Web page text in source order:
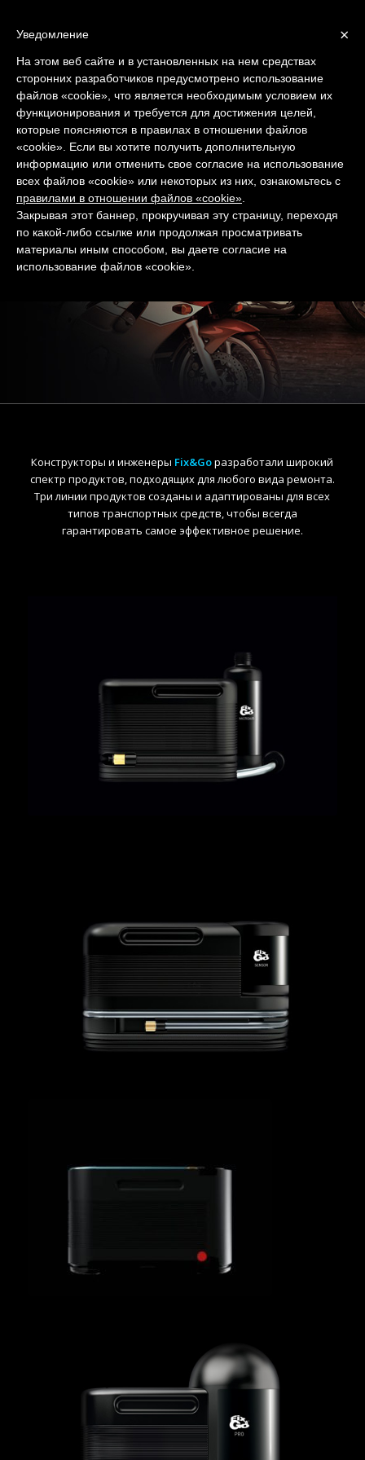
РУССКИЙ
Конструкторы и инженеры Fix&Goразработали широкий
спектр продуктов, подходящих для любого вида ремонта.
Три линии продуктов созданы и адаптированы для всех
типов транспортных средств, чтобы всегда
гарантировать самое эффективное решение.
×
Уведомление
На этом веб сайте и в установленных на нем средствах
сторонних разработчиков предусмотрено использование
файлов «cookie», что является необходимым условием их
функционирования и требуется для достижения целей,
которые поясняются в правилах в отношении файлов
«cookie». Если вы хотите получить дополнительную
информацию или отменить свое согласие на использование
всех файлов «cookie» или некоторых из них, ознакомьтесь с
правилами в отношении файлов «cookie»
Закрывая этот баннер, прокручивая эту страницу, переходя
по какой-либо ссылке или продолжая просматривать
материалы иным способом, вы даете согласие на
использование файлов «cookie».